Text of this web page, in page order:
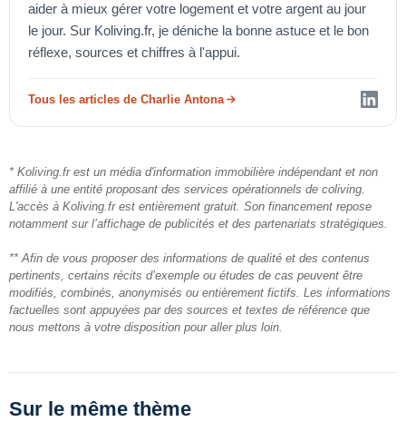
aider à mieux gérer votre logement et votre argent au jour
le jour. Sur Koliving.fr, je déniche la bonne astuce et le bon
réflexe, sources et chiffres à l'appui.
Tous les articles de Charlie Antona
* Koliving.fr est un média d'information immobilière indépendant et non
affilié à une entité proposant des services opérationnels de coliving.
L'accès à Koliving.fr est entièrement gratuit. Son financement repose
notamment sur l’affichage de publicités et des partenariats stratégiques.
** Afin de vous proposer des informations de qualité et des contenus
pertinents, certains récits d’exemple ou études de cas peuvent être
modifiés, combinés, anonymisés ou entièrement fictifs. Les informations
factuelles sont appuyées par des sources et textes de référence que
nous mettons à votre disposition pour aller plus loin.
Sur le même thème